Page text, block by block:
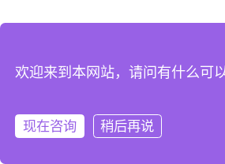
欢迎来到本网站，请问有什么可
现在咨询 稍后再说